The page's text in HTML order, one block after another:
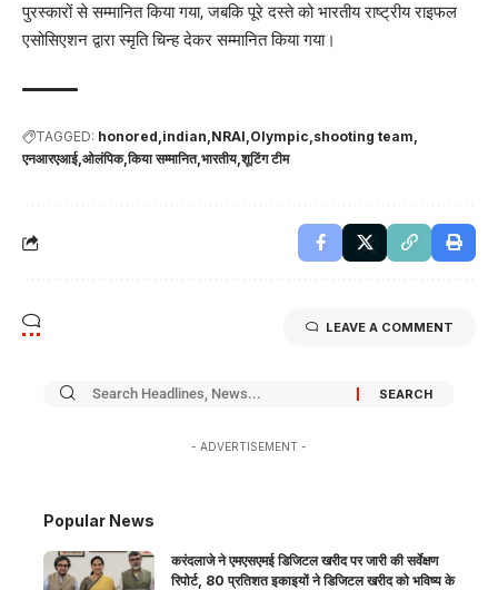
पुरस्कारों से सम्मानित किया गया, जबकि पूरे दस्ते को भारतीय राष्ट्रीय राइफल
एसोसिएशन द्वारा स्मृति चिन्ह देकर सम्मानित किया गया।
TAGGED: honored indian NRAI Olympic shooting team
एनआरएआई ओलंपिक किया सम्मानित भारतीय शूटिंग टीम
LEAVE A COMMENT
- ADVERTISEMENT -
Popular News
करंदलाजे ने एमएसएमई डिजिटल खरीद पर जारी की सर्वेक्षण
रिपोर्ट, 80 प्रतिशत इकाइयों ने डिजिटल खरीद को भविष्य के